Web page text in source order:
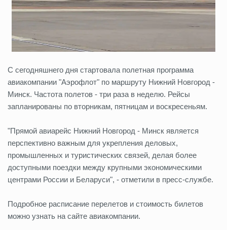
С сегодняшнего дня стартовала полетная программа
авиакомпании "Аэрофлот" по маршруту Нижний Новгород -
Минск. Частота полетов - три раза в неделю. Рейсы
запланированы по вторникам, пятницам и воскресеньям.
"Прямой авиарейс Нижний Новгород - Минск является
перспективно важным для укрепления деловых,
промышленных и туристических связей, делая более
доступными поездки между крупными экономическими
центрами России и Беларуси", - отметили в пресс-службе.
Подробное расписание перелетов и стоимость билетов
можно узнать на сайте авиакомпании.